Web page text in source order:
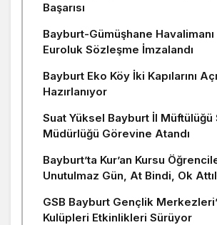
Başarısı
Bayburt-Gümüşhane Havalimanı
Euroluk Sözleşme İmzalandı
Bayburt Eko Köy İki Kapılarını
Hazırlanıyor
Suat Yüksel Bayburt İl Müftülüğü
Müdürlüğü Görevine Atandı
Bayburt’ta Kur’an Kursu
Unutulmaz Gün, At Bindi, Ok
GSB Bayburt Gençlik
Kulüpleri Etkinlikleri Sürüyor